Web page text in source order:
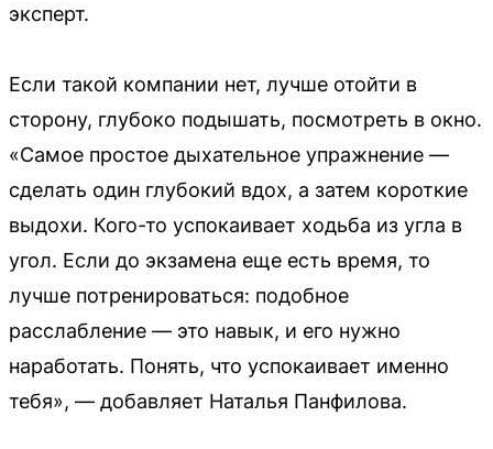
эксперт.
Если такой компании нет, лучше отойти в
сторону, глубоко подышать, посмотреть в окно.
«Самое простое дыхательное упражнение —
сделать один глубокий вдох, а затем короткие
выдохи. Кого-то успокаивает ходьба из угла в
угол. Если до экзамена еще есть время, то
лучше потренироваться: подобное
расслабление — это навык, и его нужно
наработать. Понять, что успокаивает именно
тебя», — добавляет Наталья Панфилова.